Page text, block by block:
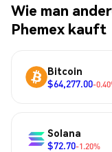
Wie man
Phemex kauft
Bitcoin
$64,277.00-
Solana
$72.70-1.20%